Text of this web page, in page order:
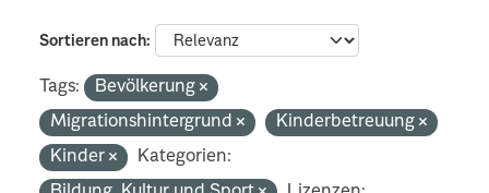
Sortieren nach
Tags:
Bevölkerung
Migrationshintergrund
Kinderbetreuung
Kinder
Kategorien: